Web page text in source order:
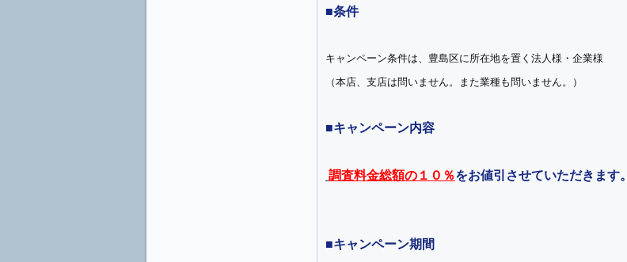
■条件
キャンペーン条件は、豊島区に所在地を置く法人様・企業様
（本店、支店は問いません。また業種も問いません。）
■キャンペーン内容
調査料金総額の１０％をお値引させていただきます。
■キャンペーン期間